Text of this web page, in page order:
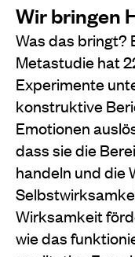
Wir bringen
Was das bringt?
Metastudie hat
Experimente
konstruktive
Emotionen
dass sie die
handeln und die
Wirksamkeit
wie das